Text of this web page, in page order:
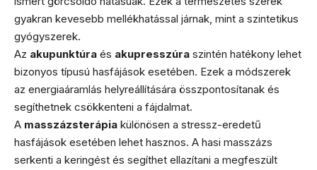
gyakran kevesebb mellékhatással járnak, mint a szintetikus
gyógyszerek.
Az akupunktúra és akupresszúra szintén hatékony lehet
bizonyos típusú hasfájások esetében. Ezek a módszerek
az energiaáramlás helyreállítására összpontosítanak és
segíthetnek csökkenteni a fájdalmat.
A masszázsterápia különösen a stressz-eredetű
hasfájások esetében lehet hasznos. A hasi masszázs
serkenti a keringést és segíthet ellazítani a megfeszült